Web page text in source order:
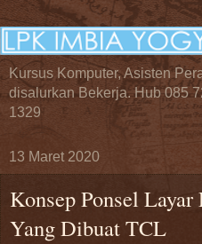
Kursus Komputer, Asisten
disalurkan Bekerja. Hub 085
1329
13 Maret 2020
Konsep Ponsel
Yang Dibuat TCL